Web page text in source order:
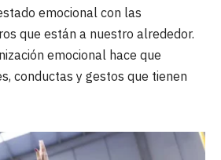
emocional con las
que están a nuestro alrededor.
emocional hace que
conductas y gestos que tienen